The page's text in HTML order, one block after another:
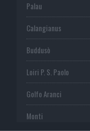
Palau
Calangianus
Buddusò
Loiri P. S. Paolo
Golfo Aranci
Monti